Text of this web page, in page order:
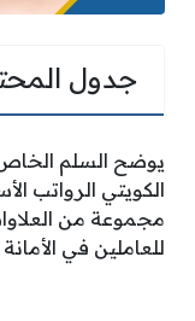
جدول
يوضح السلم
الكويتي الرواتب
مجموعة من
للعاملين في